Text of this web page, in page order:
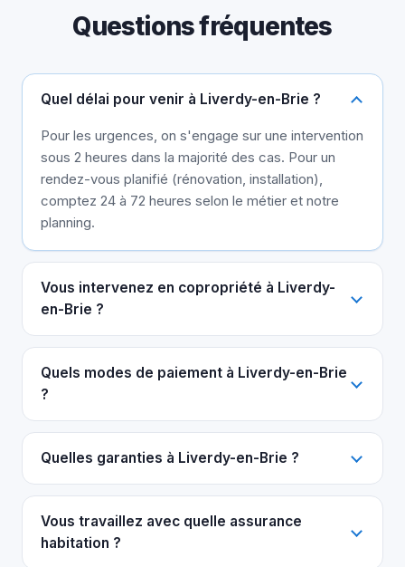
Questions fréquentes
Quel délai pour venir à Liverdy-en-Brie ?
Pour les urgences, on s'engage sur une intervention
sous 2 heures dans la majorité des cas. Pour un
rendez-vous planifié (rénovation, installation),
comptez 24 à 72 heures selon le métier et notre
planning.
Vous intervenez en copropriété à Liverdy-
en-Brie ?
Quels modes de paiement à Liverdy-en-Brie
?
Quelles garanties à Liverdy-en-Brie ?
Vous travaillez avec quelle assurance
habitation ?